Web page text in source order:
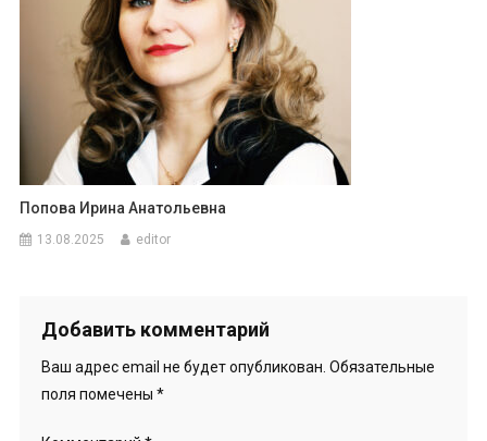
Попова Ирина Анатольевна
13.08.2025 editor
Добавить комментарий
Ваш адрес email не будет опубликован. Обязательные
поля помечены *